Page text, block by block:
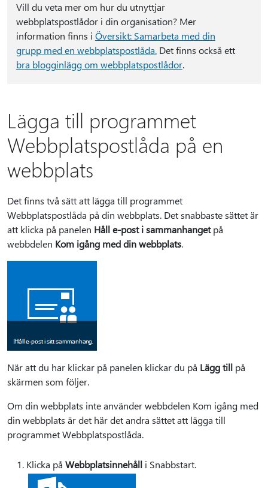
Vill du veta mer om hur du utnyttjar
webbplatspostlådor i din organisation? Mer
information finns i Översikt: Samarbeta med din
grupp med en webbplatspostlåda.Det finns också ett
bra blogginlägg om webbplatspostlådor.
Lägga till programmet
Webbplatspostlåda på en
webbplats
Det finns två sätt att lägga till programmet
Webbplatspostlåda på din webbplats. Det snabbaste sättet är
att klicka på panelen Håll e-post i sammanhangetpå
webbdelen Kom igång med din webbplats.
När att du har klickar på panelen klickar du på Lägg till på
skärmen som följer.
Om din webbplats inte använder webbdelen Kom igång med
din webbplats är det här det andra sättet att lägga till
programmet Webbplatspostlåda.
Klicka på Webbplatsinnehåll i Snabbstart.